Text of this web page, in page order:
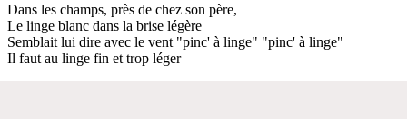
Dans les champs, près de chez son père,
Le linge blanc dans la brise légère
Semblait lui dire avec le vent "pinc' à linge" "pinc' à linge"
Il faut au linge fin et trop léger